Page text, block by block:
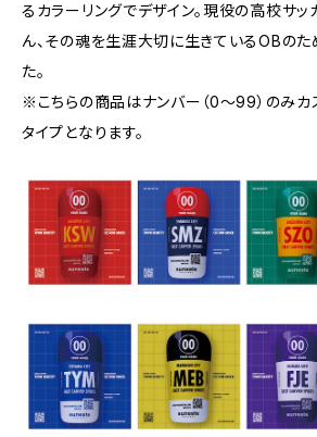
るカラーリングでデザイン。現役の高校サ
ん、その魂を生涯大切に生きているOBのた
た。
※こちらの商品はナンバー（0〜99）のみカ
タイプとなります。